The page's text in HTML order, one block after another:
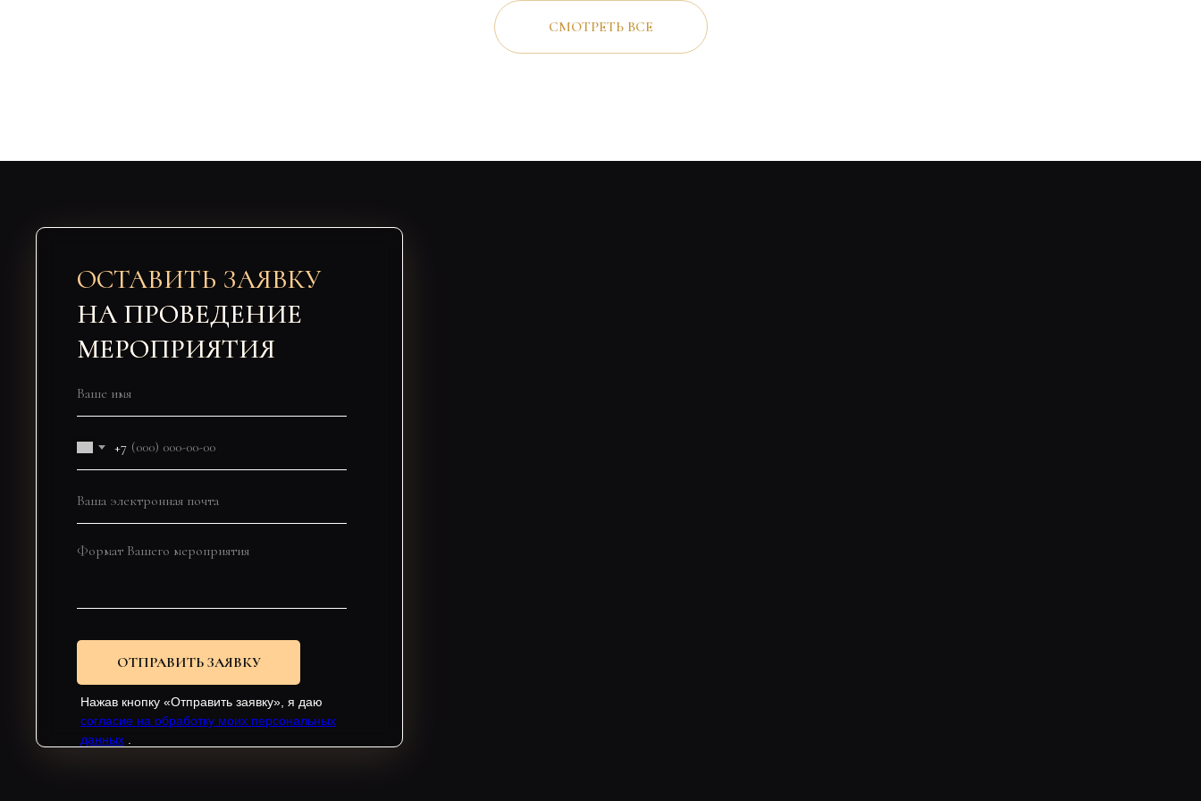
СМОТРЕТЬ ВСЕ
+7
ОТПРАВИТЬ ЗАЯВКУ
ОСТАВИТЬ ЗАЯВКУ
НА ПРОВЕДЕНИЕ
МЕРОПРИЯТИЯ
Нажав кнопку «Отправить заявку», я даю
согласие на обработку моих персональных
данных